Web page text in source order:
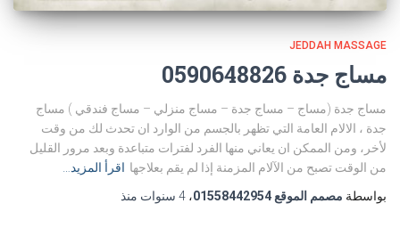
JEDDAH MASSAGE
مساج جدة 0590648826
مساج جدة (مساج – مساج جدة – مساج منزلي – مساج فندقي ) مساج
جدة ، الالام العامة التي تظهر بالجسم من الوارد ان تحدث لك من وقت
لأخر، ومن الممكن ان يعاني منها الفرد لفترات متباعدة وبعد مرور القليل
من الوقت تصبح من الآلام المزمنة إذا لم يقم بعلاجها اقرأ المزيد…
بواسطة مصمم الموقع 01558442954 ، 4 سنوات منذ